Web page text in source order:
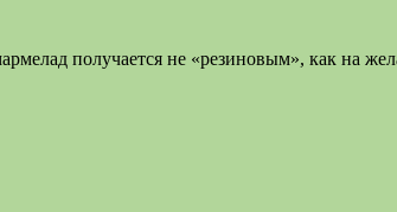
получается не «резиновым», как на